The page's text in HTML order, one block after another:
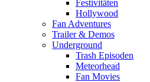
Festivitäten
Hollywood
Fan Adventures
Trailer & Demos
Underground
Trash Episoden
Meteorhead
Fan Movies